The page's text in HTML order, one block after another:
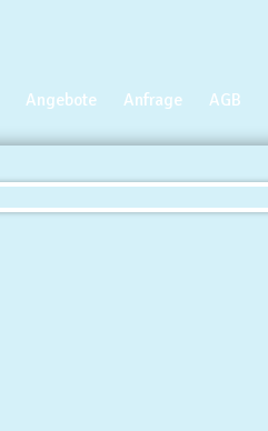
Angebote Anfrage AGB